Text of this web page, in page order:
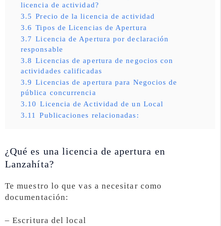
licencia de actividad?
3.5 Precio de la licencia de actividad
3.6 Tipos de Licencias de Apertura
3.7 Licencia de Apertura por declaración
responsable
3.8 Licencias de apertura de negocios con
actividades calificadas
3.9 Licencias de apertura para Negocios de
pública concurrencia
3.10 Licencia de Actividad de un Local
3.11
Publicaciones relacionadas:
¿Qué es una licencia de apertura en
Lanzahíta?
Te muestro lo que vas a necesitar como
documentación:
– Escritura del local